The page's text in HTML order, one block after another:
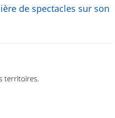
de spectacles sur son
territoires.